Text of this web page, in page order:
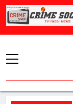
Skip